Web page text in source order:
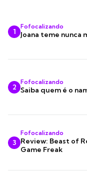
1
Fofocalizando
Joana teme nunca
2
Fofocalizando
Saiba quem é o
3
Fofocalizando
Review: Beast of
Game Freak